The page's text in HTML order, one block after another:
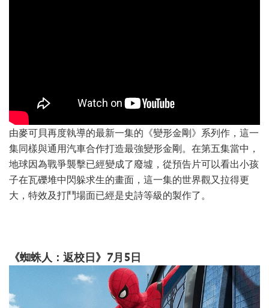
由麥可貝再度執導的最新一集的《變形金剛》系列作，這一
集同樣與通用汽車合作打造最強變形金剛。在第五集當中，
地球因為戰爭襲擊已經變成了廢墟，從預告片可以看出小孩
子在瓦礫堆中閃躲求生的畫面，這一集的世界觀又拉得更
大，特效及打鬥場面已經是史詩等級的製作了。
《蜘蛛人：返校日》7月5日